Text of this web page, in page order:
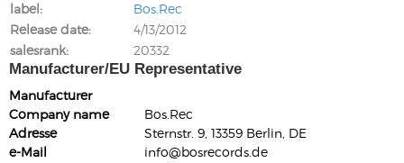
label
Bos.Rec
Release date
4/13/2012
salesrank
20332
Manufacturer/EU Representative
Manufacturer
Company name
Bos.Rec
Adresse
Sternstr. 9, 13359 Berlin, DE
e-Mail
info@bosrecords.de